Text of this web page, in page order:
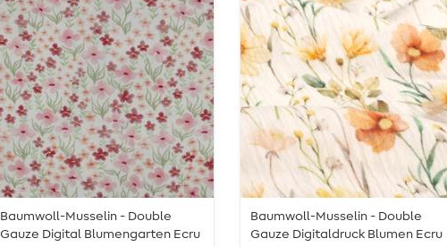
Baumwoll-Musselin - Double
Gauze Digital Blumengarten Ecru
Baumwoll-Musselin - Double
Gauze Digitaldruck Blumen Ecru